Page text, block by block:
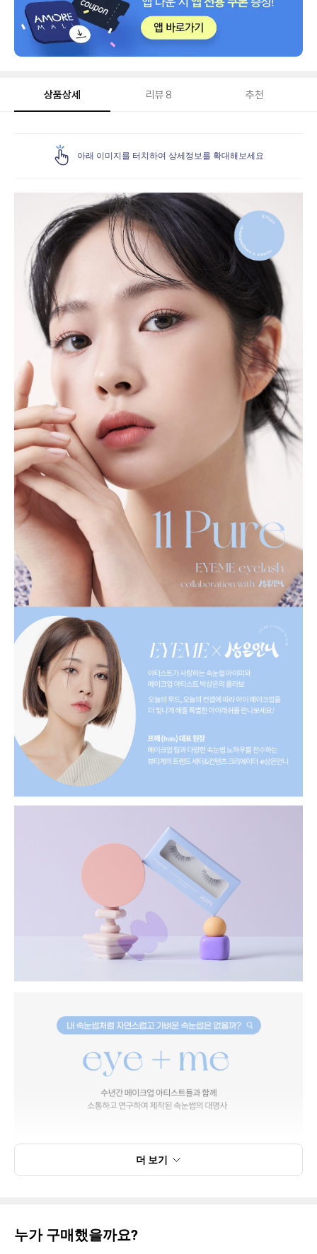
상품상세 리뷰 8 추천
아래 이미지를 터치하여 상세정보를 확대해보세요
더 보기
누가 구매했을까요?